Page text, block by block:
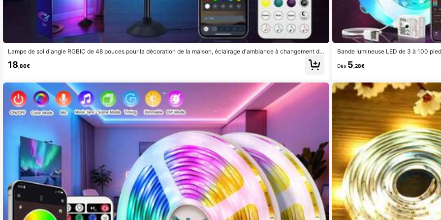
Lampe de sol d'angle RGBIC de 48 pouces pour la décoration de la maison, éclairage d'ambiance à changement de
couleur, avec application, télécommande et boîtier de commande, synchronisation musicale, minuterie, convient po
ur le salon, la chambre et la salle de jeux, lampe d'angle
18 ,86€
Bande lumineuse LED de 3 à 100
et d'un contrôle par application,
angement de couleur RVB, convient
Dès 5 ,28€